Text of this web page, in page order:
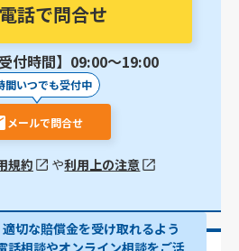
電話で問合せ
受付時間】09:00〜19:00
間いつでも受付中
メールで問合せ
規約 や利用上の注意
適切な賠償金を受け取れるよう